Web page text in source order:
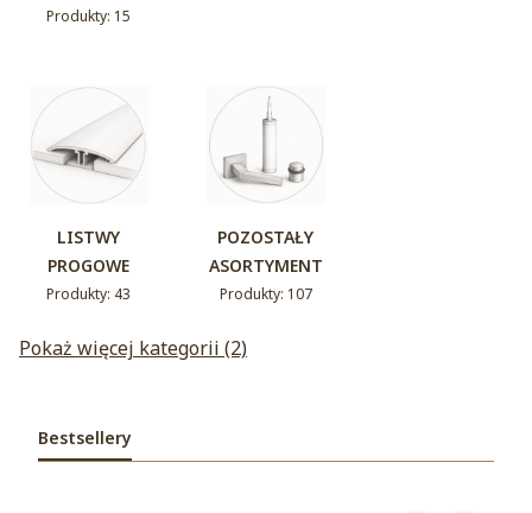
Produkty: 15
LISTWY
PROGOWE
Produkty: 43
POZOSTAŁY
ASORTYMENT
Produkty: 107
Pokaż więcej kategorii (2)
Bestsellery